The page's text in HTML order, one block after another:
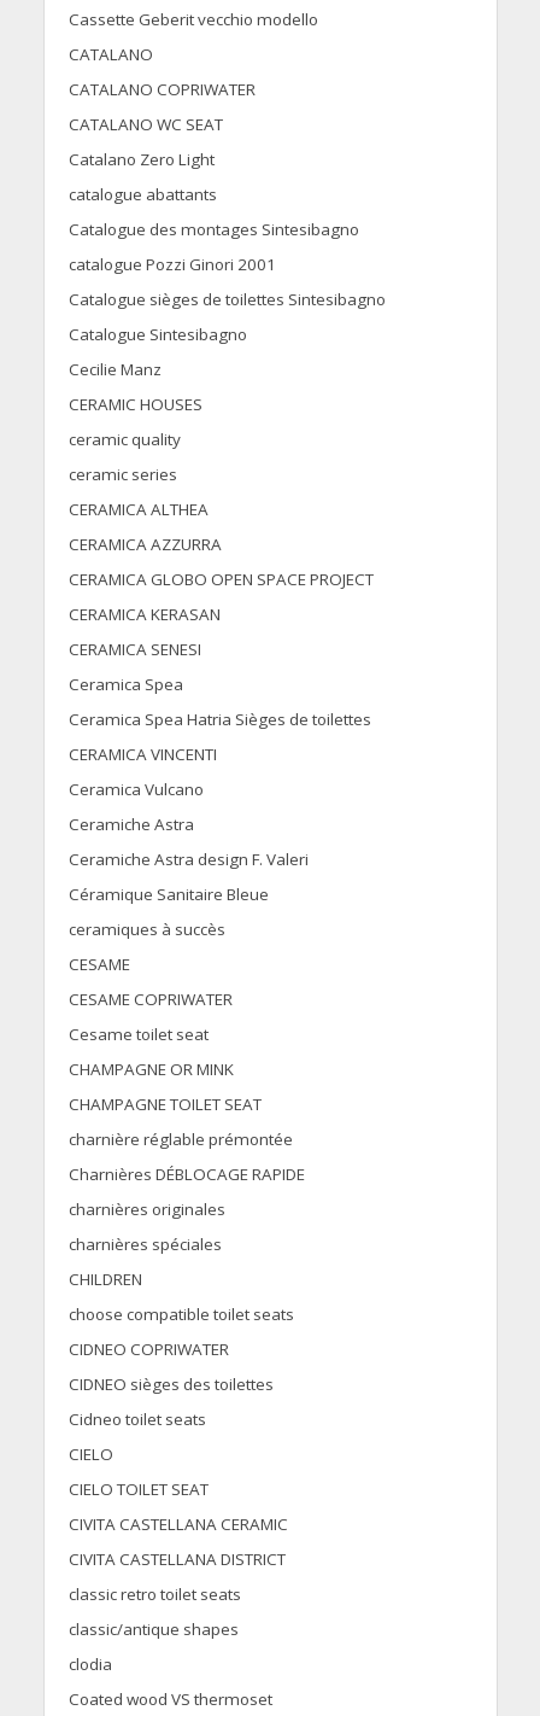
Cassette Geberit vecchio modello
CATALANO
CATALANO COPRIWATER
CATALANO WC SEAT
Catalano Zero Light
catalogue abattants
Catalogue des montages Sintesibagno
catalogue Pozzi Ginori 2001
Catalogue sièges de toilettes Sintesibagno
Catalogue Sintesibagno
Cecilie Manz
CERAMIC HOUSES
ceramic quality
ceramic series
CERAMICA ALTHEA
CERAMICA AZZURRA
CERAMICA GLOBO OPEN SPACE PROJECT
CERAMICA KERASAN
CERAMICA SENESI
Ceramica Spea
Ceramica Spea Hatria Sièges de toilettes
CERAMICA VINCENTI
Ceramica Vulcano
Ceramiche Astra
Ceramiche Astra design F. Valeri
Céramique Sanitaire Bleue
ceramiques à succès
CESAME
CESAME COPRIWATER
Cesame toilet seat
CHAMPAGNE OR MINK
CHAMPAGNE TOILET SEAT
charnière réglable prémontée
Charnières DÉBLOCAGE RAPIDE
charnières originales
charnières spéciales
CHILDREN
choose compatible toilet seats
CIDNEO COPRIWATER
CIDNEO sièges des toilettes
Cidneo toilet seats
CIELO
CIELO TOILET SEAT
CIVITA CASTELLANA CERAMIC
CIVITA CASTELLANA DISTRICT
classic retro toilet seats
classic/antique shapes
clodia
Coated wood VS thermoset